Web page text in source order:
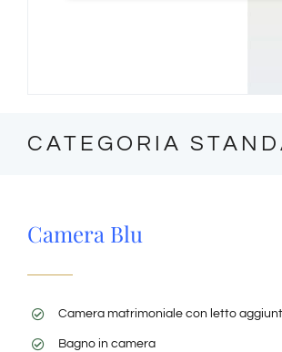
CATEGORIA
Camera Blu
Camera matrimoniale con letto
Bagno in camera